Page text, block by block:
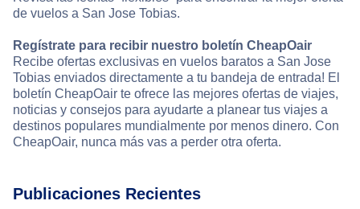
de vuelos a San Jose Tobias.
Regístrate para recibir nuestro boletín CheapOair
Recibe ofertas exclusivas en vuelos baratos a San Jose
Tobias enviados directamente a tu bandeja de entrada! El
boletín CheapOair te ofrece las mejores ofertas de viajes,
noticias y consejos para ayudarte a planear tus viajes a
destinos populares mundialmente por menos dinero. Con
CheapOair, nunca más vas a perder otra oferta.
Publicaciones Recientes